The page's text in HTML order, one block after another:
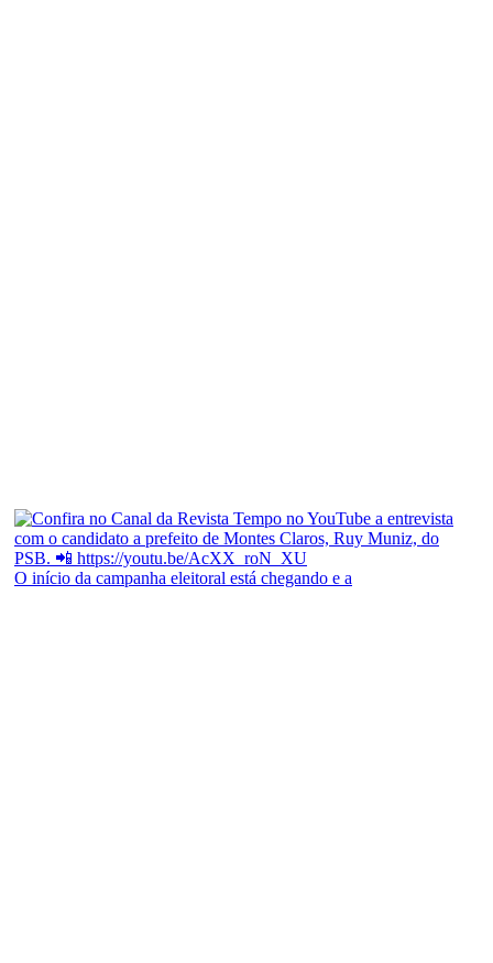
O início da campanha eleitoral está chegando e a